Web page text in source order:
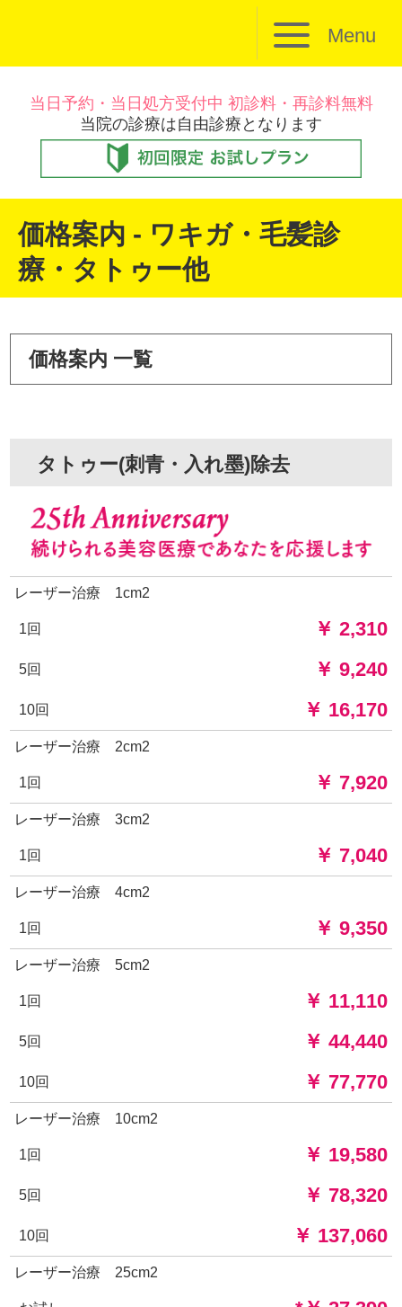
Menu
当日予約・当日処方受付中 初診料・再診料無料
当院の診療は自由診療となります
価格案内 - ワキガ・毛髪診
療・タトゥー他
価格案内 一覧
タトゥー(刺青・入れ墨)除去
レーザー治療 1cm2
1回 ￥ 2,310
5回 ￥ 9,240
10回 ￥ 16,170
レーザー治療 2cm2
1回 ￥ 7,920
レーザー治療 3cm2
1回 ￥ 7,040
レーザー治療 4cm2
1回 ￥ 9,350
レーザー治療 5cm2
1回 ￥ 11,110
5回 ￥ 44,440
10回 ￥ 77,770
レーザー治療 10cm2
1回 ￥ 19,580
5回 ￥ 78,320
10回 ￥ 137,060
レーザー治療 25cm2